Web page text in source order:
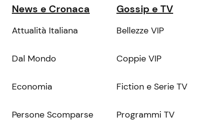
News e Cronaca
Attualità Italiana
Dal Mondo
Economia
Persone Scomparse
Gossip e TV
Bellezze VIP
Coppie VIP
Fiction e Serie TV
Programmi TV